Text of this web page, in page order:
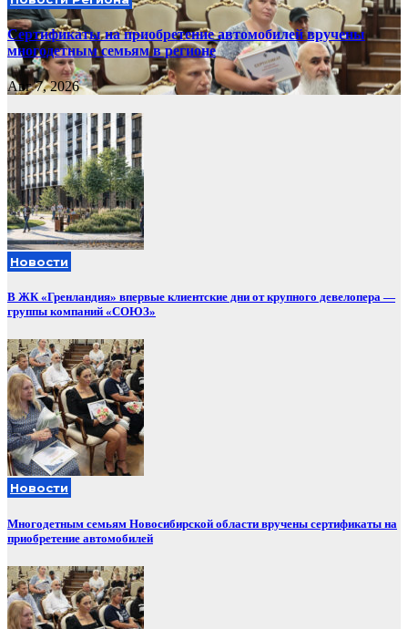
Сертификаты на приобретение автомобилей вручены
многодетным семьям в регионе
Авг 7, 2026
Новости
В ЖК «Гренландия» впервые клиентские дни от крупного девелопера —
группы компаний «СОЮЗ»
Новости
Многодетным семьям Новосибирской области вручены сертификаты на
приобретение автомобилей